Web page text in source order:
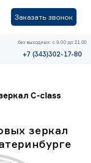
Заказать звонок
без выходных: с 9.00 до 21.00
+7 (343)302-17-80
C-class
зеркал